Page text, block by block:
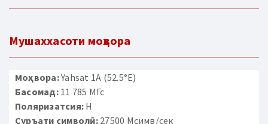
Мушаххасоти моҳвора
Моҳвора:Yahsat 1A (52.5°E)
Басомад:11 785 МГс
Поляризатсия: H
Суръати символӣ:27500 Мсимв/сек